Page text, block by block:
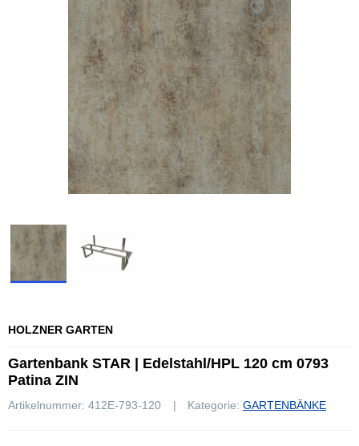
HOLZNER GARTEN
Gartenbank STAR | Edelstahl/HPL 120 cm 0793
Patina ZIN
Artikelnummer: 412E-793-120 Kategorie: GARTENBÄNKE